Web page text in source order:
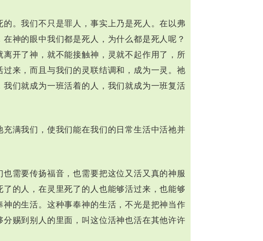
。我们不只是罪人，事实上乃是死人。在以弗
神的眼中我们都是死人，为什么都是死人呢？
开了神，就不能接触神，灵就不起作用了，所
来，而且与我们的灵联结调和，成为一灵。祂
们就成为一班活着的人，我们就成为一班复活
满我们，使我们能在我们的日常生活中活祂并
需要传扬福音，也需要把这位又活又真的神服
的人，在灵里死了的人也能够活过来，也能够
的生活。这种事奉神的生活，不光是把神当作
赐到别人的里面，叫这位活神也活在其他许许